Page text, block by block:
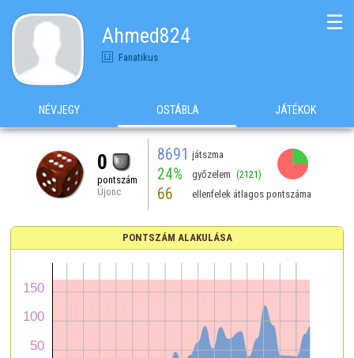
Ahmed824
Fanatikus
☰
NÉVJEGY OSTÁBLA JÁTÉKOK
0
pontszám
Újonc
8691 játszma
24% győzelem (2121)
66 ellenfelek átlagos pontszáma
PONTSZÁM ALAKULÁSA